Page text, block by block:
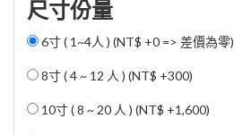
尺寸份量
6寸 ( 1~4人 ) (NT$ +0 => 差價為零)
8寸 ( 4 ~ 12 人 ) (NT$ +300)
10寸 ( 8 ~ 20 人 ) (NT$ +1,600)